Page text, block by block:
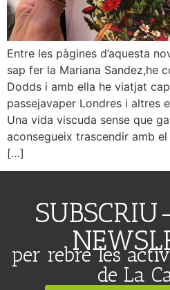
Entre les pàgines d’aquesta
sap fer la Mariana Sandez,he
Dodds i amb ella he viatjat
passejavaper Londres i altres
Una vida viscuda sense que
aconsegueix trascendir amb
[…]
per rebre les
de La